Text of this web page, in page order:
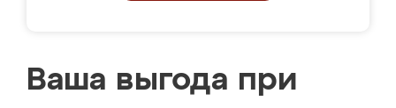
Ваша выгода при